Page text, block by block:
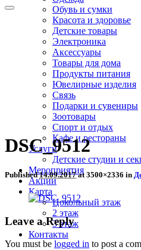
Обувь и сумки
Красота и здоровье
Детские товары
Электроника
Аксессуары
Товары для дома
Продукты питания
Ювелирные изделия
Связь
Подарки и сувениры
Зоотовары
Спорт и отдых
Кафе и рестораны
Услуги
Детские студии и
Мероприятия
Акции
Карта
Цокольный этаж
2 этаж
3 этаж
Контакты
DSC_9512
Published14.09.2017at 3500×2336 in
Leave a Reply
You must be logged in to post a